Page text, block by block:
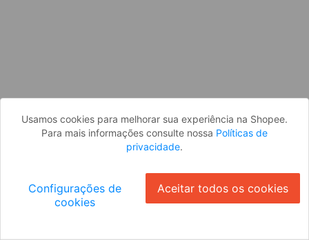
Usamos cookies para melhorar sua experiência na Shopee.
Para mais informações consulte nossa Políticas de
privacidade.
Configurações de
cookies
Aceitar todos os cookies